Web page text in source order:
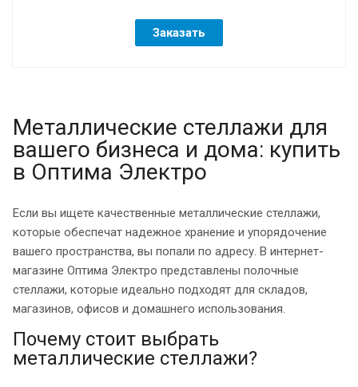
Заказать
Металлические стеллажи для
вашего бизнеса и дома: купить
в Оптима Электро
Если вы ищете качественные металлические стеллажи,
которые обеспечат надежное хранение и упорядочение
вашего пространства, вы попали по адресу. В интернет-
магазине Оптима Электро представлены полочные
стеллажи, которые идеально подходят для складов,
магазинов, офисов и домашнего использования.
Почему стоит выбрать
металлические стеллажи?